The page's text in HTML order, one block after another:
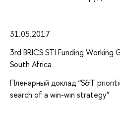
31.05.2017
3rd BRICS STI Funding
South Africa
Пленарный доклад “S&T
search of a win-win strategy”